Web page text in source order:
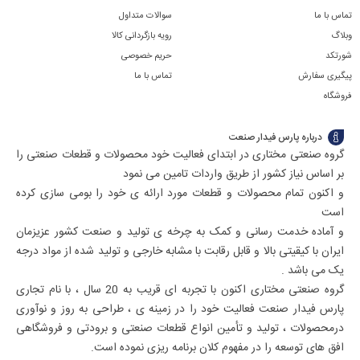
و هدر) استفاده می شود. با آب بندی شکاف ها در امتداد
قاب درب می توانید نفوذ صدا، نور، کشش، رطوبت، آتش و
دود را به میزان قابل توجهی کاهش دهید.
از استوک و یخچال خود با واشرهای مناسب محافظت کنید،
این کار باعث می شود آب بندی کامل شود و از ضرر فاجعه
باری که زمانی رخ می دهد که یک منطقه خنک نمی تواند
خودش را خنک کند، جلوگیری می کند.
نگهداری، نظافت و تعمیر
ناگفته نماند که برای کاهش ساییدگی و پارگی درزگیرهای
درب، بازرسی منظم درزگیرهای درب ورودی شما الزامی است
تا ترک ها، پارگی ها یا سوراخ ها را شناسایی کرده و اطمینان
حاصل کنید که درب های شما یک آب بندی قوی در برابر هوا
ایجاد می کنند.
و اگر این برای متقاعد کردن شما کافی نیست یکی از راه های
سریع و ساده برای بررسی عملکرد آب بند درب این است که
یک تکه کاغذ را بین درب و مهر و موم قرار دهید.
تماس
بگیرید
تماس با ما
وبلاگ
شورتکد
پیگیری سفارش
فروشگاه
سوالات متداول
رویه بازگردانی کالا
حریم خصوصی
تماس با ما
درباره پارس فیدار صنعت
گروه صنعتی مختاری در ابتدای فعالیت خود محصولات و قطعات صنعتی را
بر اساس نیاز کشور از طریق واردات تامین می نمود
و اکنون تمام محصولات و قطعات مورد ارائه ی خود را بومی سازی کرده
است
و آماده خدمت رسانی و کمک به چرخه ی تولید و صنعت کشور عزیزمان
ایران با کیقیتی بالا و قابل رقابت با مشابه خارجی و تولید شده از مواد درجه
یک می باشد .
گروه صنعتی مختاری اکنون با تجربه ای قریب به 20 سال ، با نام تجاری
پارس فیدار صنعت فعالیت خود را در زمینه ی ، طراحی به روز و نوآوری
درمحصولات ، تولید و تأمین انواع قطعات صنعتی و برودتی و فروشگاهی
افق های توسعه را در مفهوم کلان برنامه ریزی نموده است.